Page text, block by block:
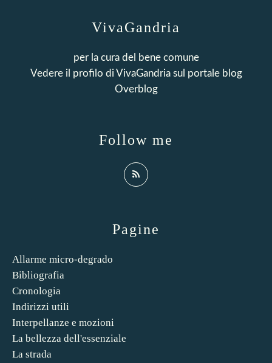
Pagine
Allarme micro-degrado
Bibliografia
Cronologia
Indirizzi utili
Interpellanze e mozioni
La bellezza dell'essenziale
La strada
VivaGandria
per la cura del bene comune
Vedere il profilo di VivaGandriasul portale blog
Overblog
Follow me